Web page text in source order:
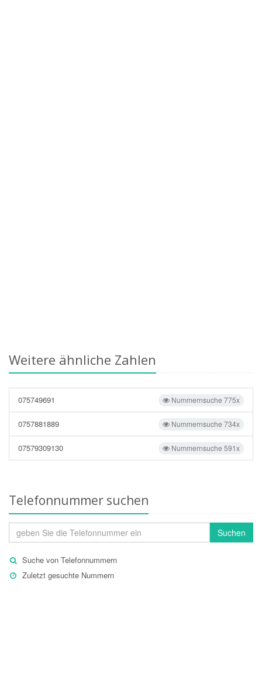
Weitere ähnliche Zahlen
Nummernsuche 775x
075749691
Nummernsuche 734x
0757881889
Nummernsuche 591x
07579309130
Telefonnummer suchen
Suchen
Suche von Telefonnummern
Zuletzt gesuchte Nummern